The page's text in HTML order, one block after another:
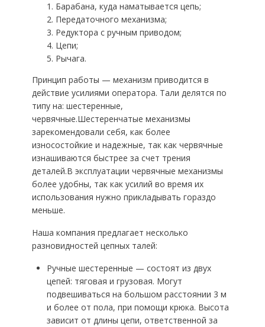
Барабана, куда наматывается цепь;
Передаточного механизма;
Редуктора с ручным приводом;
Цепи;
Рычага.
Принцип работы — механизм приводится в
действие усилиями оператора. Тали делятся по
типу на: шестеренные,
червячные.Шестеренчатые механизмы
зарекомендовали себя, как более
износостойкие и надежные, так как червячные
изнашиваются быстрее за счет трения
деталей.В эксплуатации червячные механизмы
более удобны, так как усилий во время их
использования нужно прикладывать гораздо
меньше.
Наша компания предлагает несколько
разновидностей цепных талей:
Ручные шестеренные — состоят из двух
цепей: тяговая и грузовая. Могут
подвешиваться на большом расстоянии 3 м
и более от пола, при помощи крюка. Высота
зависит от длины цепи, ответственной за